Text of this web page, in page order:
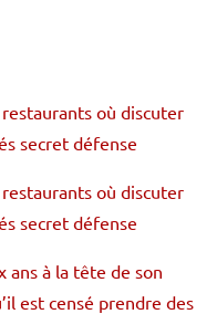
où discuter
secret défense
où discuter
secret défense
ans à la tête de son
est censé prendre des